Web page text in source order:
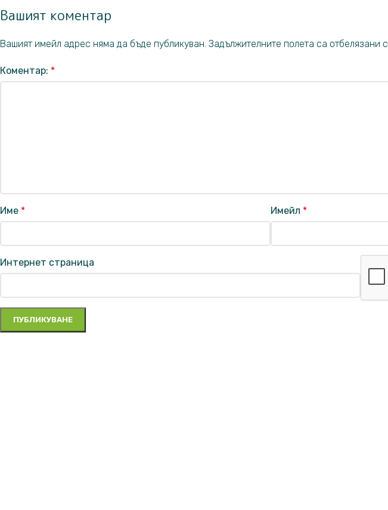
Вашият коментар
Вашият имейл адрес няма да бъде публикуван. Задължителните полета са отбелязани с
Коментар: *
Име * Имейл *
Интернет страница